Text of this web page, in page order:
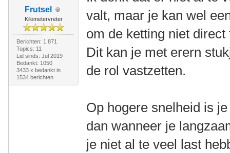
Frutsel
Kilometervreter
Berichten: 1.871
Topics: 11
Lid sinds: Jul 2019
Bedankt: 1050
3433 x bedankt in
1534 berichten
valt, maar je kan wel
om de ketting niet
Dit kan je met erern
de rol vastzetten.
Op hogere snelheid is
dan wanneer je
je niet al te veel last